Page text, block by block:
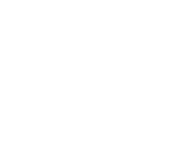
ce que pouvait écrire
peu long ce qui fait